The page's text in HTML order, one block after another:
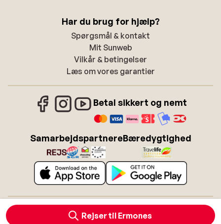
Rejser til Ermones
Har du brug for hjælp?
Spørgsmål & kontakt
Mit Sunweb
Vilkår & betingelser
Læs om vores garantier
Betal sikkert og nemt
SamarbejdspartnereBæredygtighed
Job hos Sunweb
Tilgængelighedserklæring Disclaimer